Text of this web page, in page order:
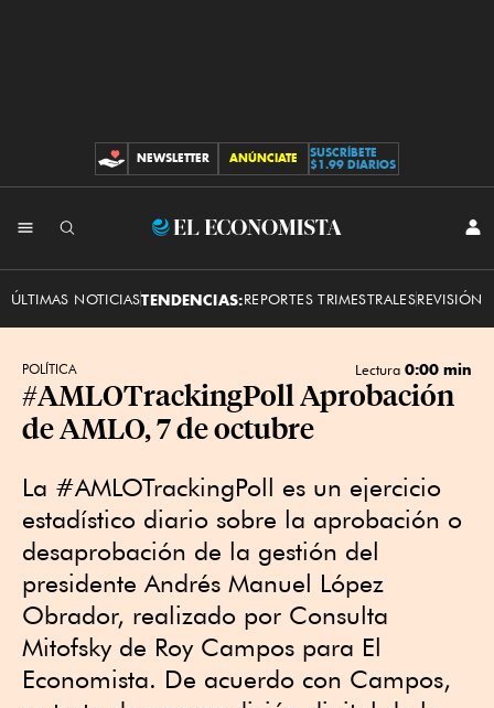
CONTRIBUCIONES
NEWSLETTER ANÚNCIATE
SUSCRÍBETE
$1.99 DIARIOS
El
ÚLTIMAS NOTICIASTENDENCIAS:REPORTES TRIMESTRALESREVISIÓN
POLÍTICA Lectura 0:00 min
#AMLOTrackingPoll Aprobación
de AMLO, 7 de octubre
La #AMLOTrackingPoll es un ejercicio
estadístico diario sobre la aprobación o
desaprobación de la gestión del
presidente Andrés Manuel López
Obrador, realizado por Consulta
Mitofsky de Roy Campos para El
Economista. De acuerdo con Campos,